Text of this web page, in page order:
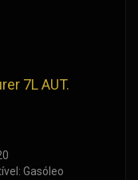
7L AUT.
Gasóleo